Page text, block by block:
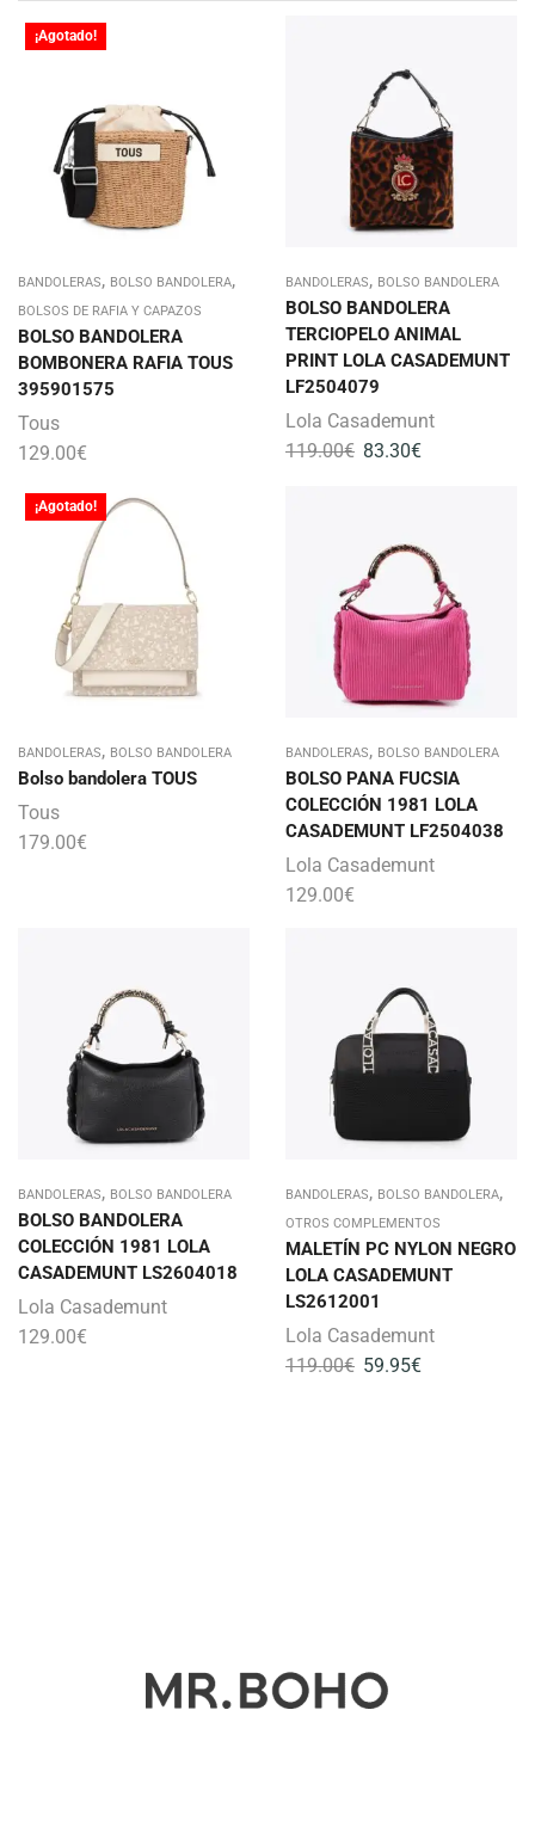
¡Agotado!
BANDOLERAS, BOLSO BANDOLERA,
BOLSOS DE RAFIA Y CAPAZOS
BOLSO BANDOLERA
BOMBONERA RAFIA TOUS
395901575
Tous
129.00€
BANDOLERAS, BOLSO BANDOLERA
BOLSO BANDOLERA
TERCIOPELO ANIMAL
PRINT LOLA CASADEMUNT
LF2504079
Lola Casademunt
119.00€ 83.30€
¡Agotado!
BANDOLERAS, BOLSO BANDOLERA
Bolso bandolera TOUS
Tous
179.00€
BANDOLERAS, BOLSO BANDOLERA
BOLSO PANA FUCSIA
COLECCIÓN 1981 LOLA
CASADEMUNT LF2504038
Lola Casademunt
129.00€
BANDOLERAS, BOLSO BANDOLERA
BOLSO BANDOLERA
COLECCIÓN 1981 LOLA
CASADEMUNT LS2604018
Lola Casademunt
129.00€
BANDOLERAS, BOLSO BANDOLERA,
OTROS COMPLEMENTOS
MALETÍN PC NYLON NEGRO
LOLA CASADEMUNT
LS2612001
Lola Casademunt
119.00€ 59.95€